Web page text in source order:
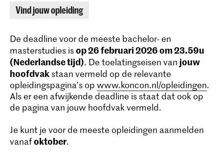
Vind jouw opleiding
De deadline voor de meeste bachelor- en
masterstudies isop 26 februari 2026 om 23.59u
(Nederlandse tijd). De toelatingseisen van jouw
hoofdvak staan vermeld op de relevante
opleidingspagina’s op www.koncon.nl/opleidingen.
Als er een afwijkende deadline is staat dat ook op
de pagina van jouw hoofdvak vermeld.
Je kunt je voor de meeste opleidingen aanmelden
vanafoktober.